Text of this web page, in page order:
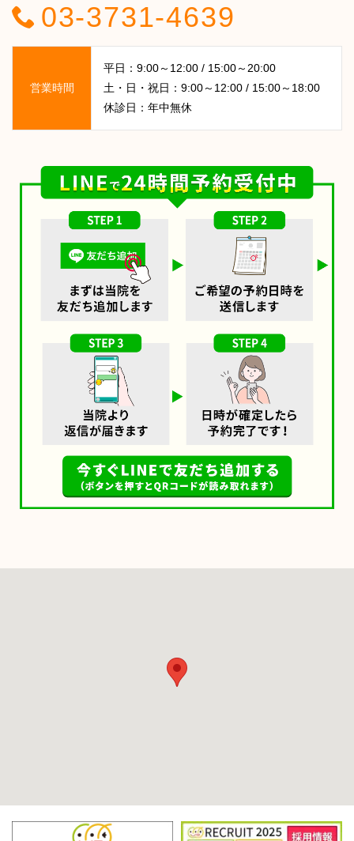
03-3731-4639
営業時間
平日：9:00～12:00 / 15:00～20:00
土・日・祝日：9:00～12:00 / 15:00～18:00
休診日：年中無休